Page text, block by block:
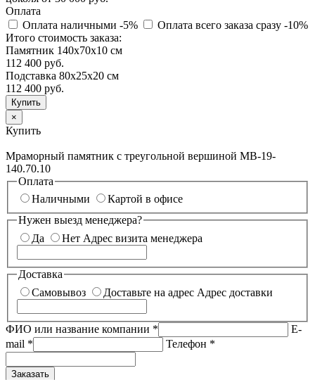
Оплата
Оплата наличными -5% Оплата всего заказа сразу -10%
Итого стоимость заказа:
Памятник 140х70х10 см
112 400 руб.
Подставка 80х25х20 см
112 400 руб.
×
Купить
Мраморный памятник с треугольной вершиной МВ-19-
140.70.10
Оплата
Наличными
Картой в офисе
Нужен выезд менеджера?
Да
Нет Адрес визита менеджера
Доставка
Самовывоз
Доставьте на адрес Адрес доставки
ФИО или название компании *
E-
mail * Телефон *
Заказать